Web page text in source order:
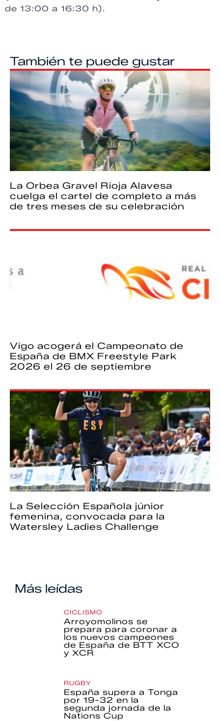
de 13:00 a 16:30 h).
También te puede gustar
La Orbea Gravel Rioja Alavesa
cuelga el cartel de completo a más
de tres meses de su celebración
Vigo acogerá el Campeonato de
España de BMX Freestyle Park
2026 el 26 de septiembre
La Selección Española júnior
femenina, convocada para la
Watersley Ladies Challenge
Más leídas
CICLISMO
Arroyomolinos se
prepara para coronar a
los nuevos campeones
de España de BTT XCO
y XCR
RUGBY
España supera a Tonga
por 19-32 en la
segunda jornada de la
Nations Cup